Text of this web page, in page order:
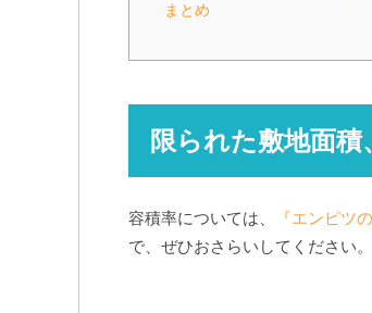
まとめ
限られた敷地面
容積率については、 『エンピツ
で、ぜひおさらいしてください。